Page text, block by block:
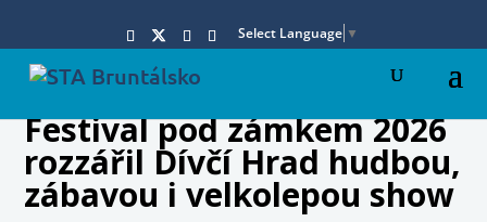
Select Language ▼
Festival pod zámkem 2026
rozzářil Dívčí Hrad hudbou,
zábavou i velkolepou show